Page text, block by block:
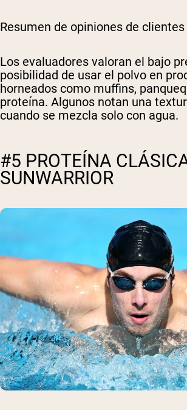
Resumen de opiniones de clientes
Los evaluadores valoran el bajo
posibilidad de usar el polvo en
horneados como muffins,
proteína. Algunos notan una
cuando se mezcla solo con agua.
#5 PROTEÍNA
SUNWARRIOR